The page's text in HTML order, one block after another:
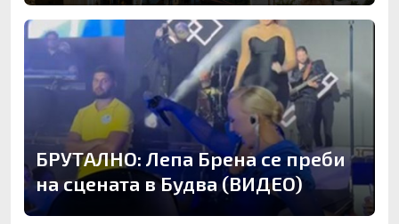
БРУТАЛНО: Лепа Брена се преби
на сцената в Будва (ВИДЕО)